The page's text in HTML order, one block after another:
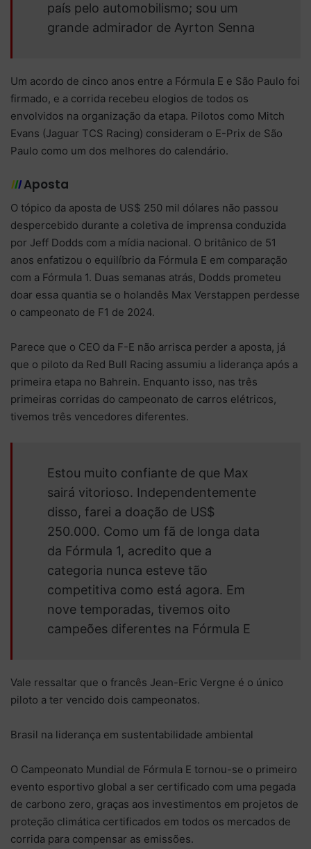
país pelo automobilismo; sou um
grande admirador de Ayrton Senna
Um acordo de cinco anos entre a Fórmula E e São Paulo foi
firmado, e a corrida recebeu elogios de todos os
envolvidos na organização da etapa. Pilotos como Mitch
Evans (Jaguar TCS Racing) consideram o E-Prix de São
Paulo como um dos melhores do calendário.
IIIAposta
O tópico da aposta de US$ 250 mil dólares não passou
despercebido durante a coletiva de imprensa conduzida
por Jeff Dodds com a mídia nacional. O britânico de 51
anos enfatizou o equilíbrio da Fórmula E em comparação
com a Fórmula 1. Duas semanas atrás, Dodds prometeu
doar essa quantia se o holandês Max Verstappen perdesse
o campeonato de F1 de 2024.
Parece que o CEO da F-E não arrisca perder a aposta, já
que o piloto da Red Bull Racing assumiu a liderança após a
primeira etapa no Bahrein. Enquanto isso, nas três
primeiras corridas do campeonato de carros elétricos,
tivemos três vencedores diferentes.
Estou muito confiante de que Max
sairá vitorioso. Independentemente
disso, farei a doação de US$
250.000. Como um fã de longa data
da Fórmula 1, acredito que a
categoria nunca esteve tão
competitiva como está agora. Em
nove temporadas, tivemos oito
campeões diferentes na Fórmula E
Vale ressaltar que o francês Jean-Eric Vergne é o único
piloto a ter vencido dois campeonatos.
Brasil na liderança em sustentabilidade ambiental
O Campeonato Mundial de Fórmula E tornou-se o primeiro
evento esportivo global a ser certificado com uma pegada
de carbono zero, graças aos investimentos em projetos de
proteção climática certificados em todos os mercados de
corrida para compensar as emissões.